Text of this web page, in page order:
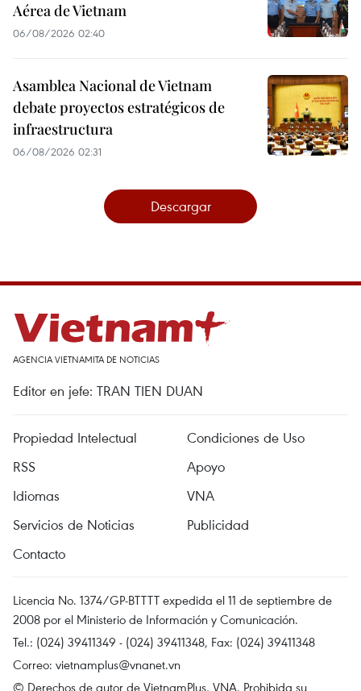
Aérea de Vietnam
06/08/2026 02:40
Asamblea Nacional de Vietnam
debate proyectos estratégicos de
infraestructura
06/08/2026 02:31
Descargar
AGENCIA VIETNAMITA DE NOTICIAS
Editor en jefe: TRAN TIEN DUAN
Propiedad Intelectual
Condiciones de Uso
RSS
Apoyo
Idiomas
VNA
Servicios de Noticias
Publicidad
Contacto
Licencia No. 1374/GP-BTTTT expedida el 11 de septiembre de
2008 por el Ministerio de Información y Comunicación.
Tel.: (024) 39411349 - (024) 39411348, Fax: (024) 39411348
Correo: vietnamplus@vnanet.vn
© Derechos de autor de VietnamPlus, VNA. Prohibida su